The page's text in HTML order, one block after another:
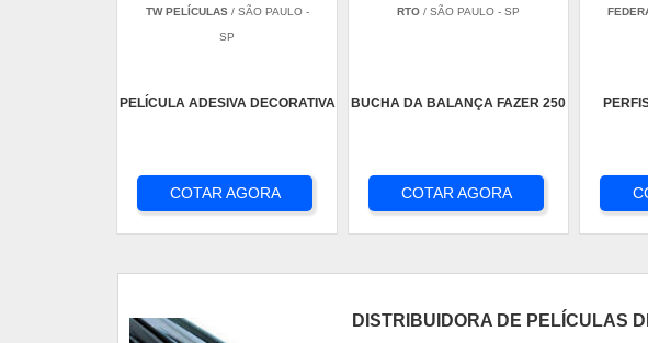
TW PELÍCULAS/ SÃO PAULO -
SP
PELÍCULA ADESIVA DECORATIVA
COTAR AGORA
RTO / SÃO PAULO - SP
BUCHA DA BALANÇA FAZER 250
COTAR AGORA
DISTRIBUIDORA DE PELÍCULAS